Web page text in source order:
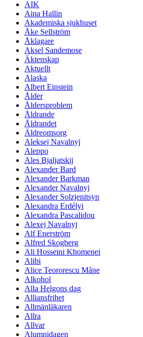
AIK
Aina Hallin
Akademiska sjukhuset
Åke Sellström
Åklagare
Aksel Sandemose
Äktenskap
Aktuellt
Alaska
Albert Einstein
Ålder
Åldersproblem
Åldrande
Åldrandet
Äldreomsorg
Aleksej Navalnyj
Aleppo
Ales Bjaljatskij
Alexander Bard
Alexander Barkman
Alexander Navalnyj
Alexander Solzjenitsyn
Alexandra Erdélyi
Alexandra Pascalidou
Alexej Navalnyj
Alf Enerström
Alfred Skogberg
Ali Hosseini Khomenei
Alibi
Alice Teororescu Måne
Alkohol
Alla Helgons dag
Alliansfrihet
Allmänläkaren
Allra
Allvar
Alumnidagen